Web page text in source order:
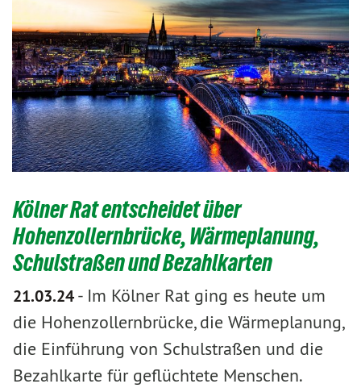
Kölner Rat entscheidet über
Hohenzollernbrücke, Wärmeplanung,
Schulstraßen und Bezahlkarten
21.03.24- Im Kölner Rat ging es heute um
die Hohenzollernbrücke, die Wärmeplanung,
die Einführung von Schulstraßen und die
Bezahlkarte für geflüchtete Menschen.